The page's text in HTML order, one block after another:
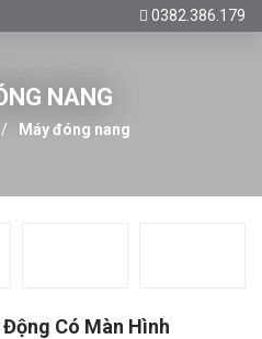
0382.386.179
NANG
Máy đóng nang
Có Màn Hình